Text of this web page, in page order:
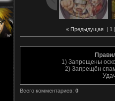
« Предыдущая| 1 [
1) Запрещены
2) Запрещён
Всего комментариев: 0